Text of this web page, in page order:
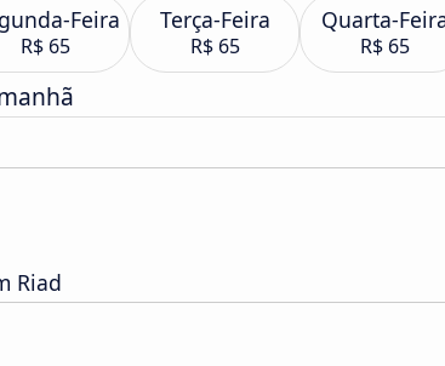
Feira
R$ 65
Terça-Feira
R$ 65
Quarta-
R$ 65
Riad